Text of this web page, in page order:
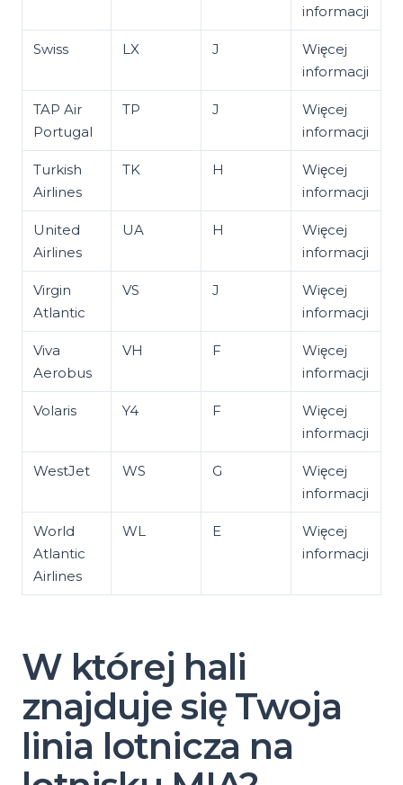
informacji
Swiss LX J
Więcej
informacji
TAP Air
Portugal
TP J
Więcej
informacji
Turkish
Airlines
TK H
Więcej
informacji
United
Airlines
UA H
Więcej
informacji
Virgin
Atlantic
VS J
Więcej
informacji
Viva
Aerobus
VH F
Więcej
informacji
Volaris Y4 F
Więcej
informacji
WestJet WS G
Więcej
informacji
World
Atlantic
Airlines
WL E
Więcej
informacji
W której hali
znajduje się Twoja
linia lotnicza na